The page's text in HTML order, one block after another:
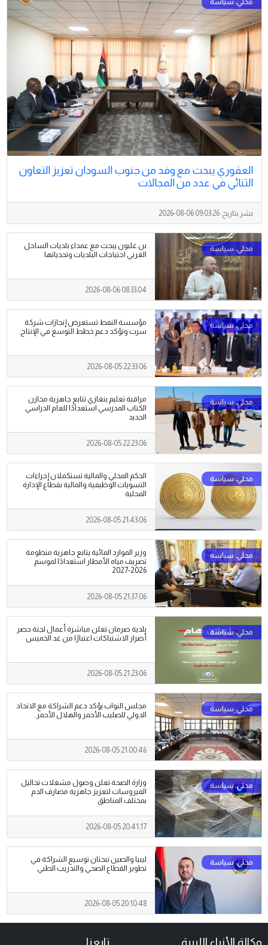
العقوري يبحث مع وفد من جنوب السودان تعزيز التعاون
الثنائي في عدد من المجالات
نشر بتاريخ:2026-08-06 09:03:26
بن غلبون يبحث مع عمداء بلديات الساحل
الغربي احتياجات البلديات وتحدياتها
2026-08-06 08:33:04
مؤسسة النفط تستعرض إنجازات شركة
سرت وتؤكد دعم خطط التوسع في الإنتاج.
2026-08-05 22:33:06
مراقبة تعليم بنغازي تتابع جاهزية مخازن
الكتاب المدرسي استعدادًا للعام الدراسي
الجديد
2026-08-05 22:23:06
الحكم المحلي والمالية تستكملان إجراءات
التسويات الوظيفية والمالية بقطاع الإدارة
المحلية
2026-08-05 21:43:06
وزير الموارد المائية يتابع جاهزية منظومة
تصريف مياه الأمطار استعدادًا لموسم
2026-2027
2026-08-05 21:37:06
بلدية صرمان تعلن مباشرة أعمال لجنة حصر
أضرار الاشتباكات اعتبارًا من غد الخميس
2026-08-05 21:23:06
مجلس النواب يؤكد دعم الشراكة مع الاتحاد
الدولي للصليب الأحمر والهلال الأحمر.
2026-08-05 21:00:46
وزارة الصحة تعلن وصول مشغلات تحاليل
الفيروسات لتعزيز جاهزية مصارف الدم
بمختلف المناطق
2026-08-05 20:41:17
ليبيا والصين تبحثان توسيع الشراكة في
تطوير القطاع الصحي والتدريب الطبي
2026-08-05 20:10:48
وكالة الأنباء الليبية تابعنا